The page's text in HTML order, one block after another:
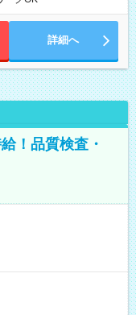
が可能なお仕事です！
詳細へ
！品質検査・